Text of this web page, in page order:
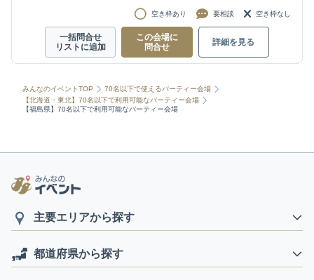
空き枠あり 要相談 空き枠なし
一括問合せ
リストに追加
この会場に
問合せ
詳細を見る
みんなのイベントTOP
70名以下で使えるパーティー会場
【北海道・東北】70名以下で利用可能なパーティー会場
【福島県】70名以下で利用可能なパーティー会場
主要エリアから探す
都道府県から探す